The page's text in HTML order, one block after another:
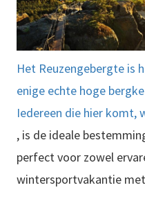
Het Reuzengebergte is
enige echte hoge
Iedereen die hier komt,
, is de ideale
perfect voor zowel
wintersportvakantie